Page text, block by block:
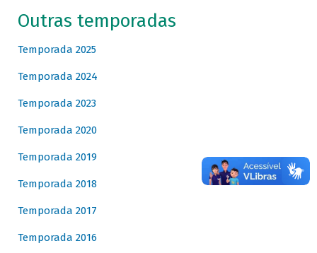
Outras temporadas
Temporada 2025
Temporada 2024
Temporada 2023
Temporada 2020
Temporada 2019
Temporada 2018
Temporada 2017
Temporada 2016